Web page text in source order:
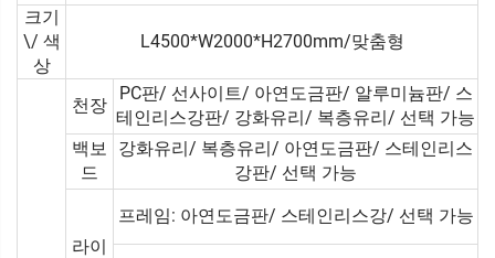
크기
\/ 색
상
L4500*W2000*H2700mm/맞춤형
천장
PC판/ 선사이트/ 아연도금판/ 알루미늄판/ 스
테인리스강판/ 강화유리/ 복층유리/ 선택 가능
백보
드
강화유리/ 복층유리/ 아연도금판/ 스테인리스
강판/ 선택 가능
라이
프레임: 아연도금판/ 스테인리스강/ 선택 가능